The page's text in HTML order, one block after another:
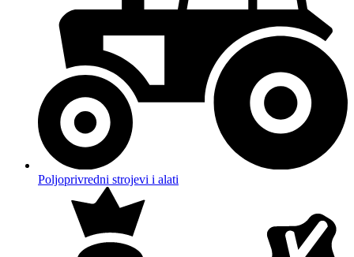
Poljoprivredni strojevi i alati